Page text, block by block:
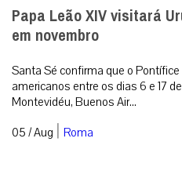
Papa Leão XIV visitará
em novembro
Santa Sé confirma que o
americanos entre os dias 6 e 17
Montevidéu, Buenos Air...
05 / Aug | Roma